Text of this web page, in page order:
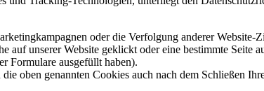
oder die Verfolgung anderer
auf unserer Website geklickt oder eine bestimmte
Formulare ausgefüllt haben).
oben genannten Cookies auch nach dem Schließen